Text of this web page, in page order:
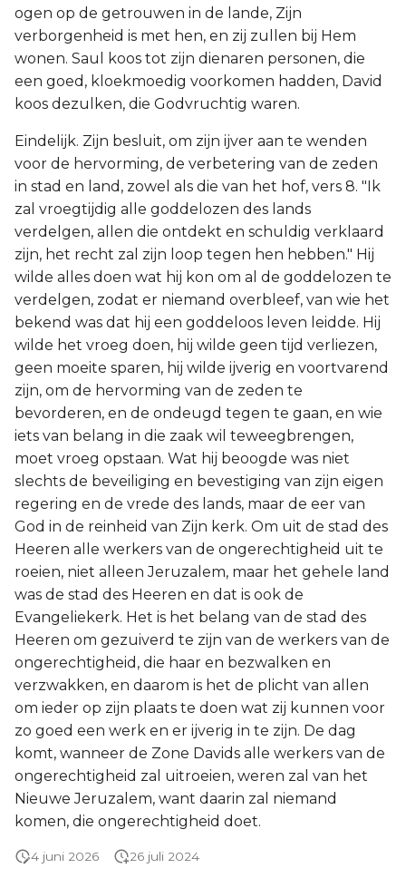
ogen op de getrouwen in de lande, Zijn
verborgenheid is met hen, en zij zullen bij Hem
wonen. Saul koos tot zijn dienaren personen, die
een goed, kloekmoedig voorkomen hadden, David
koos dezulken, die Godvruchtig waren.
Eindelijk. Zijn besluit, om zijn ijver aan te wenden
voor de hervorming, de verbetering van de zeden
in stad en land, zowel als die van het hof, vers 8. "Ik
zal vroegtijdig alle goddelozen des lands
verdelgen, allen die ontdekt en schuldig verklaard
zijn, het recht zal zijn loop tegen hen hebben." Hij
wilde alles doen wat hij kon om al de goddelozen te
verdelgen, zodat er niemand overbleef, van wie het
bekend was dat hij een goddeloos leven leidde. Hij
wilde het vroeg doen, hij wilde geen tijd verliezen,
geen moeite sparen, hij wilde ijverig en voortvarend
zijn, om de hervorming van de zeden te
bevorderen, en de ondeugd tegen te gaan, en wie
iets van belang in die zaak wil teweegbrengen,
moet vroeg opstaan. Wat hij beoogde was niet
slechts de beveiliging en bevestiging van zijn eigen
regering en de vrede des lands, maar de eer van
God in de reinheid van Zijn kerk. Om uit de stad des
Heeren alle werkers van de ongerechtigheid uit te
roeien, niet alleen Jeruzalem, maar het gehele land
was de stad des Heeren en dat is ook de
Evangeliekerk. Het is het belang van de stad des
Heeren om gezuiverd te zijn van de werkers van de
ongerechtigheid, die haar en bezwalken en
verzwakken, en daarom is het de plicht van allen
om ieder op zijn plaats te doen wat zij kunnen voor
zo goed een werk en er ijverig in te zijn. De dag
komt, wanneer de Zone Davids alle werkers van de
ongerechtigheid zal uitroeien, weren zal van het
Nieuwe Jeruzalem, want daarin zal niemand
komen, die ongerechtigheid doet.
4 juni 2026 26 juli 2024